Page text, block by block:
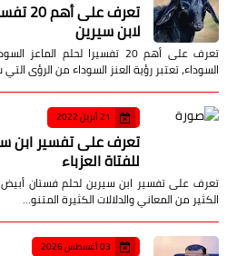
تعرف
لابن سيرين
تعرف على أهم 20 تفسيرا لحلم
السوداء، تعتبر رؤية العنز السوداء من الرؤى
21 أبريل 2022
تعرف على تفسير ابن
للفتاة العزباء
تعرف على تفسير ابن سيرين لحلم فستان أبيض
الكثير من المعاني والدلالات الكثيرة المتنو…
03 أغسطس 2026